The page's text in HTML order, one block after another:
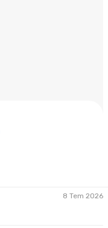
8 Tem 2026